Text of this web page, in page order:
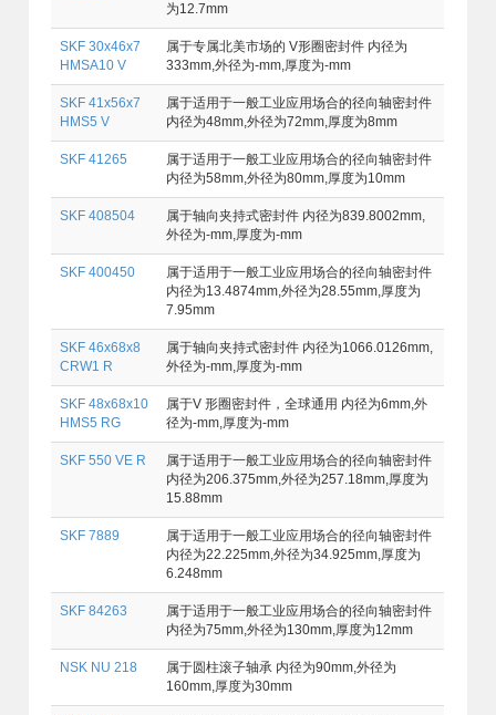
为12.7mm
SKF 30x46x7
HMSA10 V
属于专属北美市场的 V形圈密封件 内径为
333mm,外径为-mm,厚度为-mm
SKF 41x56x7
HMS5 V
属于适用于一般工业应用场合的径向轴密封件
内径为48mm,外径为72mm,厚度为8mm
SKF 41265
属于适用于一般工业应用场合的径向轴密封件
内径为58mm,外径为80mm,厚度为10mm
SKF 408504
属于轴向夹持式密封件 内径为839.8002mm,
外径为-mm,厚度为-mm
SKF 400450
属于适用于一般工业应用场合的径向轴密封件
内径为13.4874mm,外径为28.55mm,厚度为
7.95mm
SKF 46x68x8
CRW1 R
属于轴向夹持式密封件 内径为1066.0126mm,
外径为-mm,厚度为-mm
SKF 48x68x10
HMS5 RG
属于V 形圈密封件，全球通用 内径为6mm,外
径为-mm,厚度为-mm
SKF 550 VE R
属于适用于一般工业应用场合的径向轴密封件
内径为206.375mm,外径为257.18mm,厚度为
15.88mm
SKF 7889
属于适用于一般工业应用场合的径向轴密封件
内径为22.225mm,外径为34.925mm,厚度为
6.248mm
SKF 84263
属于适用于一般工业应用场合的径向轴密封件
内径为75mm,外径为130mm,厚度为12mm
NSK NU 218
属于圆柱滚子轴承 内径为90mm,外径为
160mm,厚度为30mm